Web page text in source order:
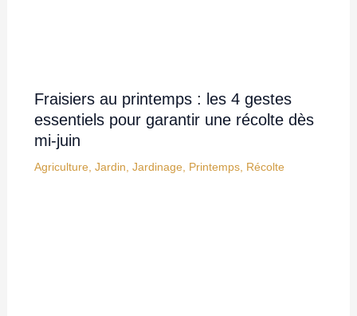
Fraisiers au printemps : les 4 gestes
essentiels pour garantir une récolte dès
mi-juin
Agriculture Jardin Jardinage Printemps, Récolte